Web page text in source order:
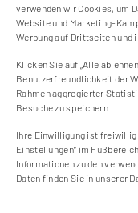
verwenden wir Cookies, um
Website und Marketing-
Werbung auf Drittseiten und
Klicken Sie auf „Alle
Benutzerfreundlichkeit der
Rahmen aggregierter
Besuche zu speichern.
Ihre Einwilligung ist freiwillig
Einstellungen“ im
Informationen zu den
Daten finden Sie in unserer
Kontakt
Impressum
Cookie Einstellungen
Cookie-Richtlinie (EU)